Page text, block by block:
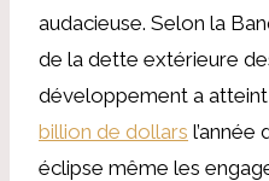
audacieuse. Selon la
de la dette extérieure
développement a
billion de dollars l’année
éclipse même les